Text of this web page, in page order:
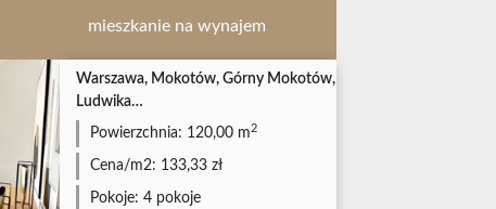
mieszkanie na wynajem
Warszawa, Mokotów, Górny Mokotów,
Ludwika…
Powierzchnia: 120,00 m 2
Cena/m2: 133,33 zł
Pokoje: 4 pokoje